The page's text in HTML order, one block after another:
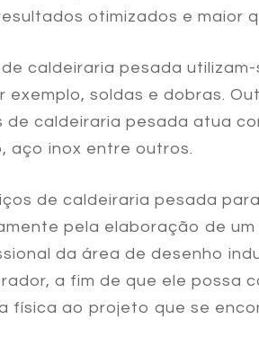
otimizados e maior
caldeiraria pesada
exemplo, soldas e dobras.
de caldeiraria pesada atua
aço inox entre outros.
de caldeiraria pesada
pela elaboração de
da área de desenho
a fim de que ele possa
física ao projeto que se